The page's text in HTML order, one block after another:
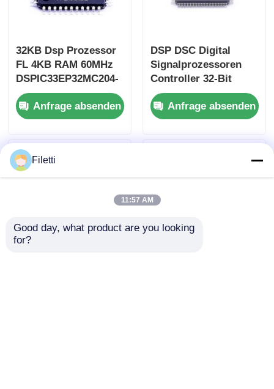
32KB Dsp Prozessor
FL 4KB RAM 60MHz
DSPIC33EP32MC204-
I/PT
Anfrage absenden
DSP DSC Digital
Signalprozessoren
Controller 32-Bit
Static CMOS
TMS320F2810PBKA
Anfrage absenden
Filetti
11:57 AM
Good day, what product are you looking
for?